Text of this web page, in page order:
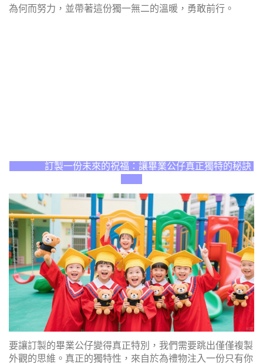
為何而努力，並帶著這份獨一無二的溫暖，勇敢前行。
訂製一份未來的祝福：讓畢業公仔真正獨特的秘訣
要讓訂製的畢業公仔變得真正特別，我們需要跳出僅僅複製
外觀的思維。真正的獨特性，來自於為禮物注入一份只有你